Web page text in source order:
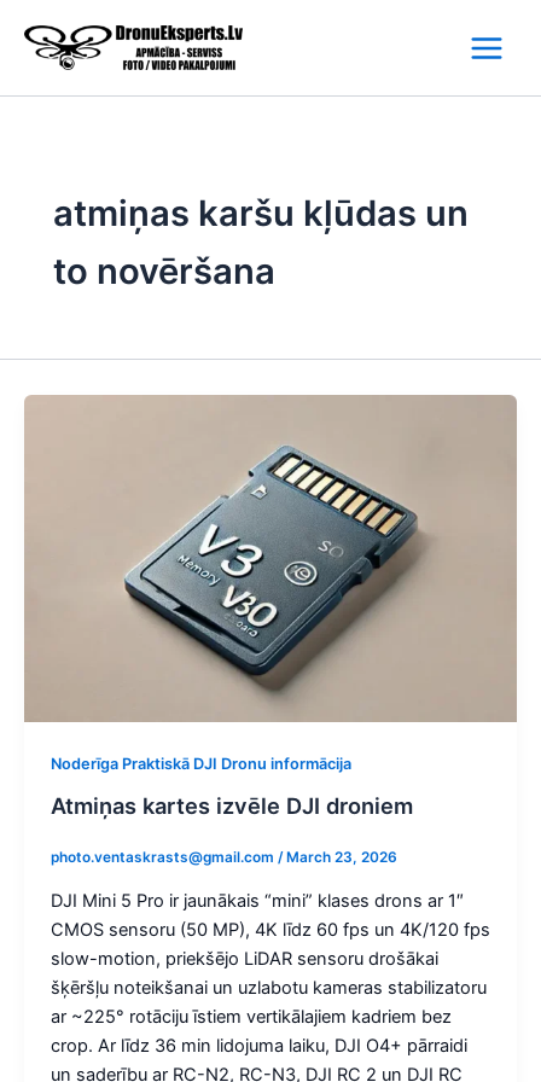
content
atmiņas karšu kļūdas un
to novēršana
Noderīga Praktiskā DJI Dronu informācija
Atmiņas kartes izvēle DJI droniem
photo.ventaskrasts@gmail.com / March 23, 2026
DJI Mini 5 Pro ir jaunākais “mini” klases drons ar 1″
CMOS sensoru (50 MP), 4K līdz 60 fps un 4K/120 fps
slow-motion, priekšējo LiDAR sensoru drošākai
šķēršļu noteikšanai un uzlabotu kameras stabilizatoru
ar ~225° rotāciju īstiem vertikālajiem kadriem bez
crop. Ar līdz 36 min lidojuma laiku, DJI O4+ pārraidi
un saderību ar RC-N2, RC-N3, DJI RC 2 un DJI RC